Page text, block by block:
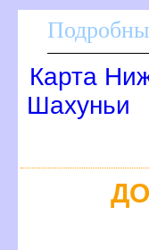
Карта
Шахуньи